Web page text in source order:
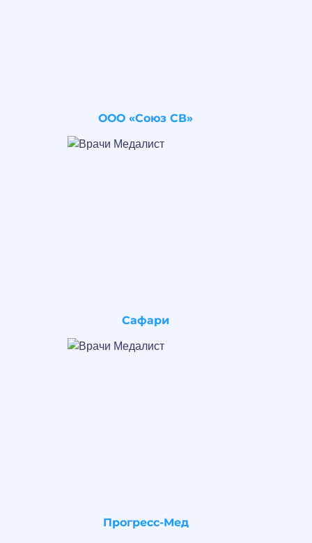
ООО «Союз СВ»
Сафари
Прогресс-Мед